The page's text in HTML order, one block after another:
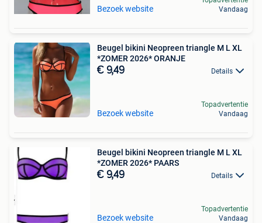
Bezoek website
Vandaag
Beugel bikini Neopreen triangle M L XL
*ZOMER 2026* ORANJE
€ 9,49 Details
Bezoek website
Topadvertentie
Vandaag
Beugel bikini Neopreen triangle M L XL
*ZOMER 2026* PAARS
€ 9,49 Details
Bezoek website
Topadvertentie
Vandaag